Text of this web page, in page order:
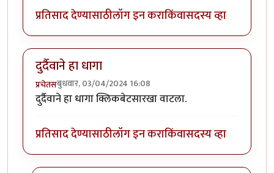
प्रतिसाद देण्यासाठीलॉग इन कराकिंवासदस्य व्हा
दुर्दैवाने हा धागा
प्रचेतसबुधवार, 03/04/2024 16:08
दुर्दैवाने हा धागा क्लिकबेटसारखा वाटला.
प्रतिसाद देण्यासाठीलॉग इन कराकिंवासदस्य व्हा